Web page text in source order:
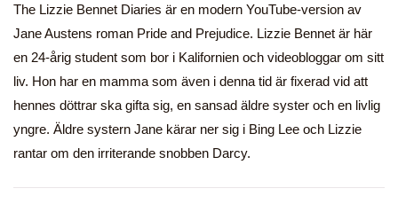
The Lizzie Bennet Diaries är en modern YouTube-version av
Jane Austens roman Pride and Prejudice. Lizzie Bennet är här
en 24-årig student som bor i Kalifornien och videobloggar om sitt
liv. Hon har en mamma som även i denna tid är fixerad vid att
hennes döttrar ska gifta sig, en sansad äldre syster och en livlig
yngre. Äldre systern Jane kärar ner sig i Bing Lee och Lizzie
rantar om den irriterande snobben Darcy.